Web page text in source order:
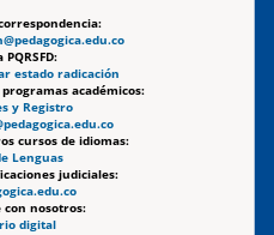
estado radicación
académicos:
y Registro
cursos de idiomas:
Lenguas
judiciales:
con nosotros:
digital